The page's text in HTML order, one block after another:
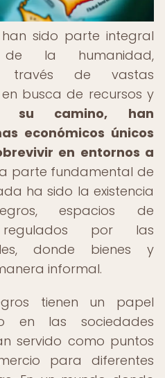
sido parte integral
la humanidad,
través de vastas
busca de recursos y
su camino, han
económicos únicos
en entornos a
parte fundamental de
ha sido la existencia
espacios de
por las
donde bienes y
informal.
tienen un papel
en las sociedades
servido como puntos
para diferentes